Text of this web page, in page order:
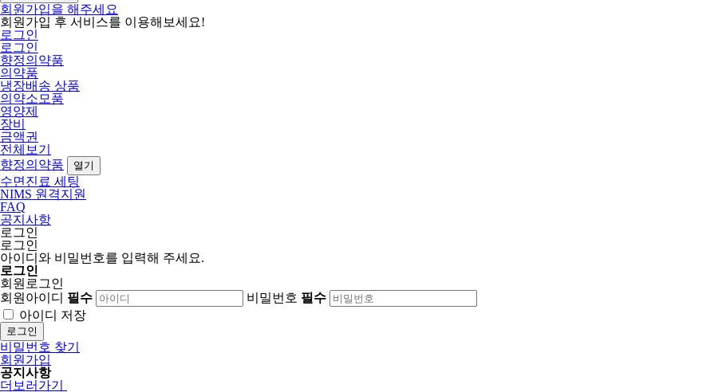
회원가입을 해주세요
회원가입 후 서비스를 이용해보세요!
로그인
로그인
향정의약품
의약품
냉장배송 상품
의약소모품
영양제
장비
금액권
전체보기
향정의약품
열기
수면진료 세팅
NIMS 원격지원
FAQ
공지사항
로그인
로그인
아이디와 비밀번호를 입력해 주세요.
로그인
회원로그인
회원아이디 필수 비밀번호 필수
아이디 저장
로그인
비밀번호 찾기
회원가입
공지사항
더보러가기